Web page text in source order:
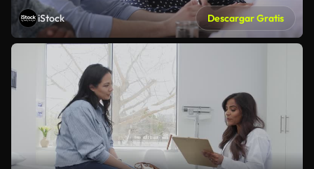
iStock Descargar Gratis